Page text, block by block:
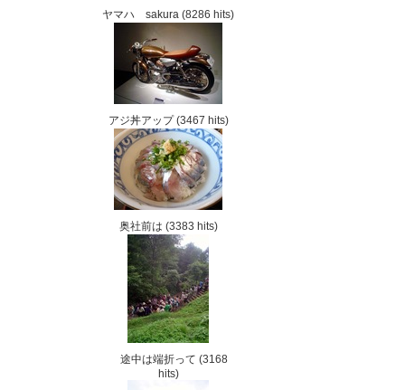
ヤマハ sakura (8286 hits)
アジ丼アップ(3467 hits)
奥社前は (3383 hits)
途中は端折って (3168
hits)